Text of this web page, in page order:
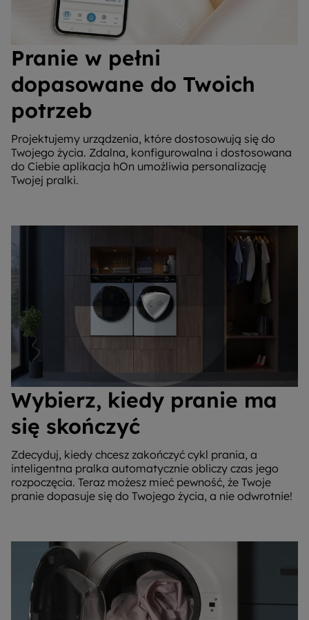
Pranie w pełni
dopasowane do Twoich
potrzeb
Projektujemy urządzenia, które dostosowują się do
Twojego życia. Zdalna, konfigurowalna i dostosowana
do Ciebie aplikacja hOn umożliwia personalizację
Twojej pralki.
Wybierz, kiedy pranie ma
się skończyć
Zdecyduj, kiedy chcesz zakończyć cykl prania, a
inteligentna pralka automatycznie obliczy czas jego
rozpoczęcia. Teraz możesz mieć pewność, że Twoje
pranie dopasuje się do Twojego życia, a nie odwrotnie!